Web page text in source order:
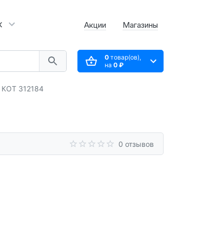
Акции Магазины
0товар(ов),
на 0 ₽
312184
0 отзывов